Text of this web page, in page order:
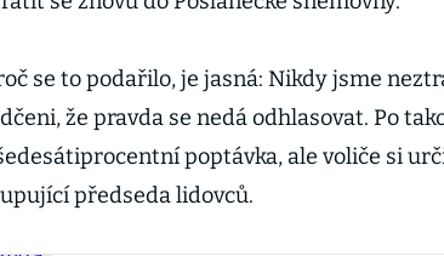
se to podařilo, je jasná: Nikdy jsme
že pravda se nedá odhlasovat. Po
poptávka, ale voliče si
předseda lidovců.